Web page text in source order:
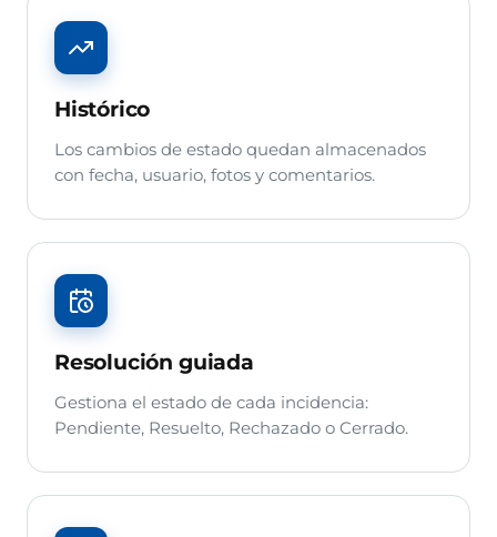
Histórico
Los cambios de estado quedan almacenados
con fecha, usuario, fotos y comentarios.
Resolución guiada
Gestiona el estado de cada incidencia:
Pendiente, Resuelto, Rechazado o Cerrado.